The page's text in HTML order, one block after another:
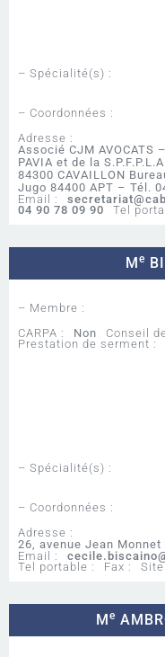
– Spécialité(s) :
– Coordonnées :
Adresse :
Associé CJM AVOCATS
PAVIA et de la
84300 CAVAILLON
Jugo 84400 APT – Tél.
Email :
04 90 78 09 90
Tel
Me
– Membre :
CARPA :
Non Conseil
Prestation de serment :
– Spécialité(s) :
– Coordonnées :
Adresse :
26, avenue Jean Monnet
Email :
Tel portable :
Fax : Site
Me